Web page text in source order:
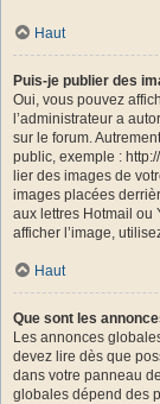
Haut
Puis-je publier des
Oui, vous pouvez
l’administrateur a
sur le forum.
public, exemple :
lier des images de
images placées
aux lettres Hotmail ou
afficher l’image,
Haut
Que sont les
Les annonces
devez lire dès que
dans votre panneau
globales dépend des